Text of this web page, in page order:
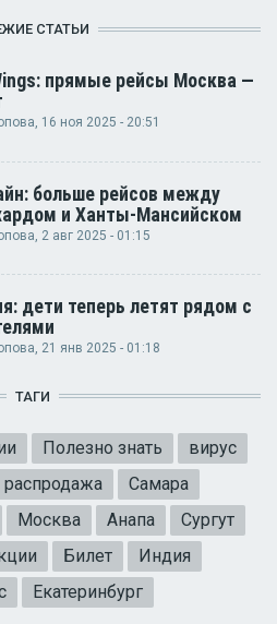
СТАТЬИ
прямые рейсы Москва —
, 16 ноя 2025 - 20:51
больше рейсов между
и Ханты-Мансийском
, 2 авг 2025 - 01:15
дети теперь летят рядом с
, 21 янв 2025 - 01:18
ТАГИ
Полезно знать
вирус
распродажа
Самара
Москва Анапа
Сургут
Билет
Индия
Екатеринбург